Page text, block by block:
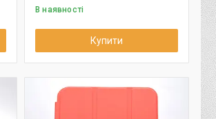
В наявності
Купити